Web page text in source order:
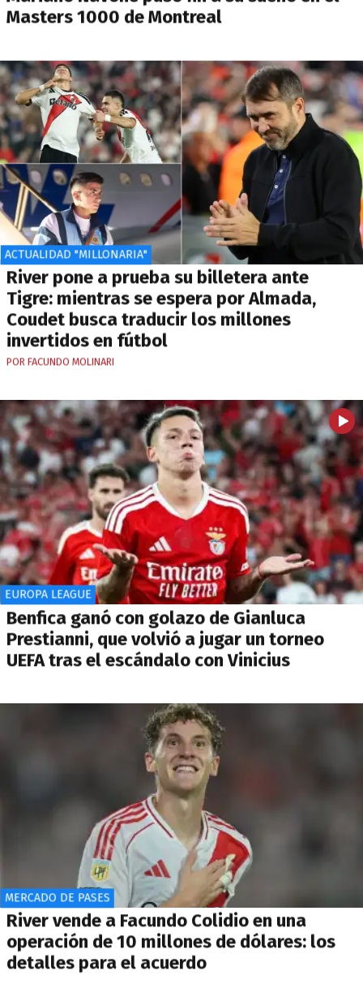
Masters 1000 de Montreal
ACTUALIDAD "MILLONARIA"
River pone a prueba su billetera ante
Tigre: mientras se espera por Almada,
Coudet busca traducir los millones
invertidos en fútbol
POR FACUNDO MOLINARI
EUROPA LEAGUE
Benfica ganó con golazo de Gianluca
Prestianni, que volvió a jugar un torneo
UEFA tras el escándalo con Vinicius
MERCADO DE PASES
River vende a Facundo Colidio en una
operación de 10 millones de dólares: los
detalles para el acuerdo